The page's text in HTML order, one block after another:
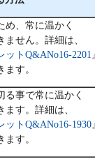
め、常に温かく
ません。詳細は、
ットQ&ANo16-2201
ます。
る事で常に温かく
ます。詳細は、
ットQ&ANo16-1930
ます。